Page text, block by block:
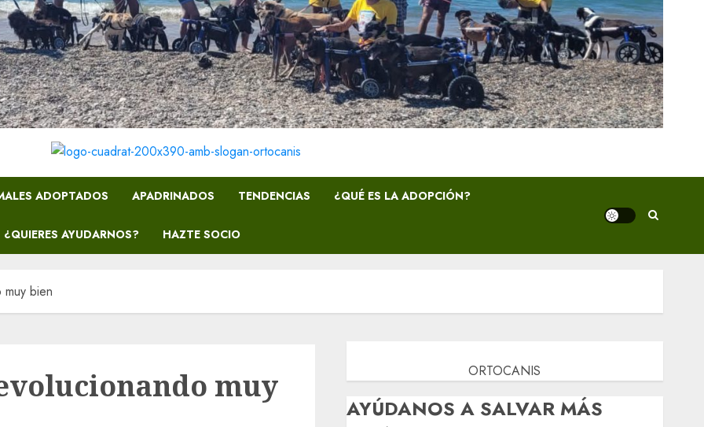
ADOPTADOS APADRINADOS TENDENCIAS ¿QUÉ ES LA ADOPCIÓN?
¿QUIERES AYUDARNOS? HAZTE SOCIO
bien
muy
ORTOCANIS
AYÚDANOS A SALVAR MÁS